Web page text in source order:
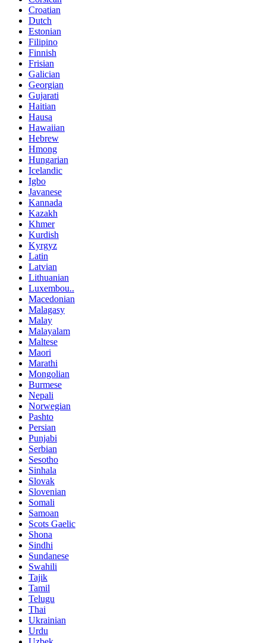
Croatian
Dutch
Estonian
Filipino
Finnish
Frisian
Galician
Georgian
Gujarati
Haitian
Hausa
Hawaiian
Hebrew
Hmong
Hungarian
Icelandic
Igbo
Javanese
Kannada
Kazakh
Khmer
Kurdish
Kyrgyz
Latin
Latvian
Lithuanian
Luxembou..
Macedonian
Malagasy
Malay
Malayalam
Maltese
Maori
Marathi
Mongolian
Burmese
Nepali
Norwegian
Pashto
Persian
Punjabi
Serbian
Sesotho
Sinhala
Slovak
Slovenian
Somali
Samoan
Scots Gaelic
Shona
Sindhi
Sundanese
Swahili
Tajik
Tamil
Telugu
Thai
Ukrainian
Urdu